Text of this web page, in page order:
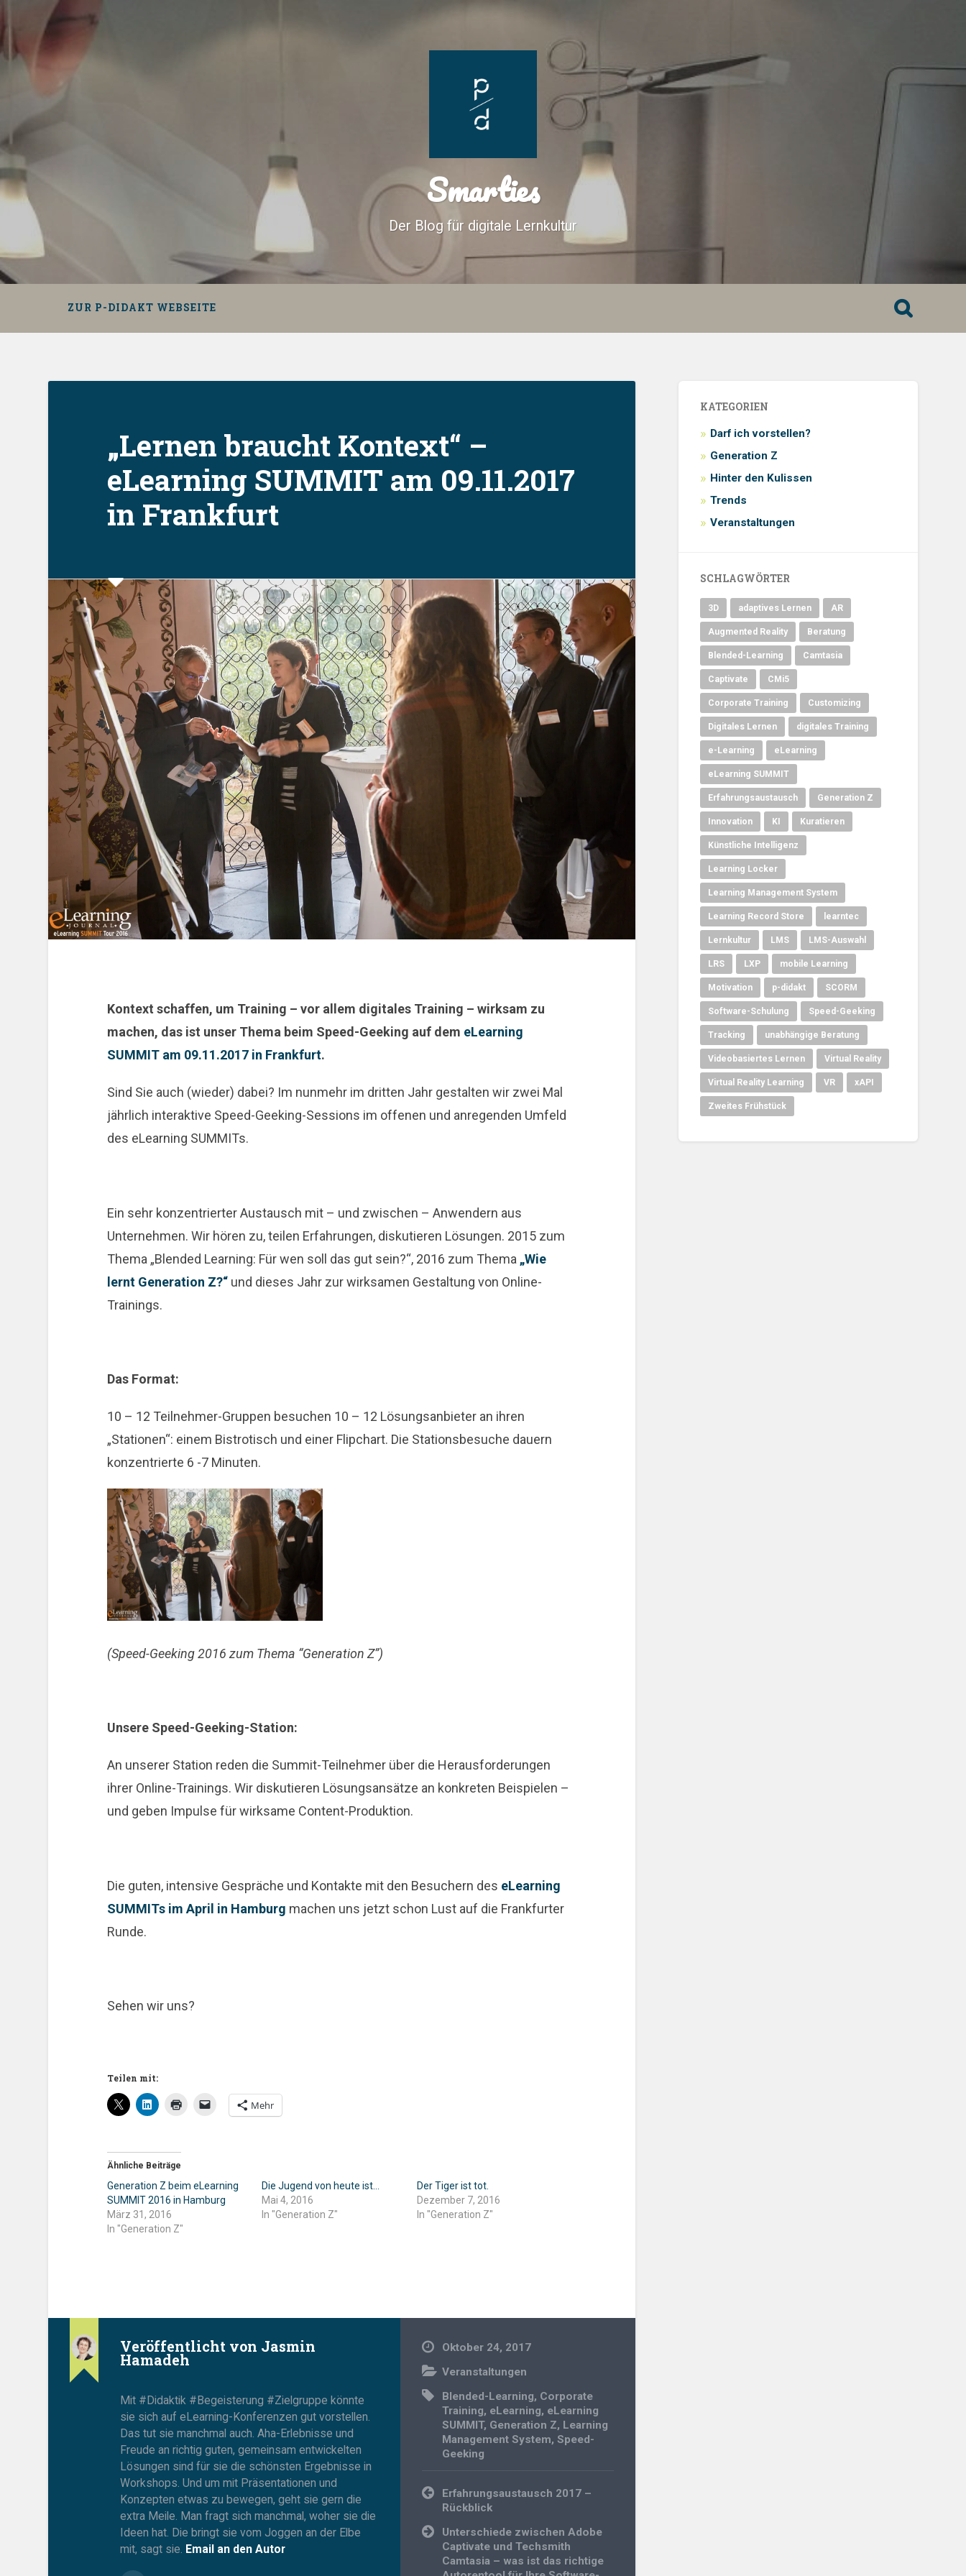
springen
Suchen
Smarties
Der Blog für digitale Lernkultur
ZUR P-DIDAKT WEBSEITE
„Lernen braucht Kontext“ –
eLearning SUMMIT am 09.11.2017
in Frankfurt
Kontext schaffen, um Training – vor allem digitales Training – wirksam zu
machen, das ist unser Thema beim Speed-Geeking auf dem eLearning
SUMMIT am 09.11.2017 in Frankfurt.
Sind Sie auch (wieder) dabei? Im nunmehr im dritten Jahr gestalten wir zwei Mal
jährlich interaktive Speed-Geeking-Sessions im offenen und anregenden Umfeld
des eLearning SUMMITs.
Ein sehr konzentrierter Austausch mit – und zwischen – Anwendern aus
Unternehmen. Wir hören zu, teilen Erfahrungen, diskutieren Lösungen. 2015 zum
Thema „Blended Learning: Für wen soll das gut sein?“, 2016 zum Thema „Wie
lernt Generation Z?“und dieses Jahr zur wirksamen Gestaltung von Online-
Trainings.
Das Format:
10 – 12 Teilnehmer-Gruppen besuchen 10 – 12 Lösungsanbieter an ihren
„Stationen“: einem Bistrotisch und einer Flipchart. Die Stationsbesuche dauern
konzentrierte 6 -7 Minuten.
(Speed-Geeking 2016 zum Thema “Generation Z”)
Unsere Speed-Geeking-Station:
An unserer Station reden die Summit-Teilnehmer über die Herausforderungen
ihrer Online-Trainings. Wir diskutieren Lösungsansätze an konkreten Beispielen –
und geben Impulse für wirksame Content-Produktion.
Die guten, intensive Gespräche und Kontakte mit den Besuchern des eLearning
SUMMITs im April in Hamburg machen uns jetzt schon Lust auf die Frankfurter
Runde.
Sehen wir uns?
Teilen mit:
Mehr
Ähnliche Beiträge
Generation Z beim eLearning
SUMMIT 2016 in Hamburg
März 31, 2016
In "Generation Z"
Die Jugend von heute ist…
Mai 4, 2016
In "Generation Z"
Der Tiger ist tot.
Dezember 7, 2016
In "Generation Z"
Veröffentlicht von Jasmin
Hamadeh
Mit #Didaktik #Begeisterung #Zielgruppe könnte
sie sich auf eLearning-Konferenzen gut vorstellen.
Das tut sie manchmal auch. Aha-Erlebnisse und
Freude an richtig guten, gemeinsam entwickelten
Lösungen sind für sie die schönsten Ergebnisse in
Workshops. Und um mit Präsentationen und
Konzepten etwas zu bewegen, geht sie gern die
extra Meile. Man fragt sich manchmal, woher sie die
Ideen hat. Die bringt sie vom Joggen an der Elbe
mit, sagt sie. Email an den Autor
Oktober 24, 2017
Veranstaltungen
Blended-Learning, Corporate
Training, eLearning, eLearning
SUMMIT, Generation Z, Learning
Management System,Speed-
Geeking
Beitragsnavigation
Erfahrungsaustausch 2017 –
Rückblick
Unterschiede zwischen Adobe
Captivate und Techsmith
Camtasia – was ist das richtige
KATEGORIEN
Darf ich vorstellen?
Generation Z
Hinter den Kulissen
Trends
Veranstaltungen
SCHLAGWÖRTER
3D adaptives Lernen AR
Augmented Reality Beratung
Blended-Learning Camtasia
Captivate CMi5
Corporate Training Customizing
Digitales Lernen digitales Training
e-Learning eLearning
eLearning SUMMIT
Erfahrungsaustausch Generation Z
Innovation KI Kuratieren
Künstliche Intelligenz
Learning Locker
Learning Management System
Learning Record Store learntec
Lernkultur LMS LMS-Auswahl
LRS LXP mobile Learning
Motivation p-didakt SCORM
Software-Schulung Speed-Geeking
Tracking unabhängige Beratung
Videobasiertes Lernen Virtual Reality
Virtual Reality Learning VR xAPI
Zweites Frühstück